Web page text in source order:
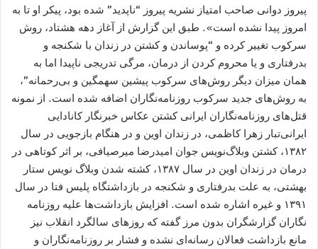
پيروز دوانی صاحب امتياز نشريه پيروز “ناپديد” شده بود، پيکر او تا به
امروز پيدا نشده است». طبق اين گزارش از آغاز دهه هشتاد، روش
سرکوب تغيير كرده و “پوساندن و کشتن در زندان با شکنجه و
بدرفتاری و یا محروم کردن از درمان، مرگی تدریجی ناپیدا اما به
همان میزان دیگر روش‌های سرکوب پیشین سهمگین و بی‌رحمانه”،
به روش‌هاى جديد سركوب روزنامه‌نگاران اضافه شده است. از نمونه
قتل‌هاى روزنامه‌نگاران ايرانى کشتن عکاس خبرنگار کانادایی
ایرانی‌تبار زهرا کاظمی، در زندان اوین و در هنگام بازجویی در سال
١٣٨٢، کشتن وبلاگ‌نویس جوان امیدرضا میرصیافی، بر اثر کوتاهی در
درمان در زندان اوین در سال ١٣٨٧، کشته شدن وبلاگ نویس ستار
بهشتی، به علت بدرفتاری و شکنجه در بازداشتگاه پلیس فتا در سال
١٣٩١ و غيره اشاره شده است. افزایش بازداشت‌ها عليه روزنامه
نگاران گزارشگران بدون مرز گفته كه روزهای سالگرد انقلاب نیز
مانع بازداشت فعالان رسانه‌ای نشده و فشار بر روزنامه‌نگاران و